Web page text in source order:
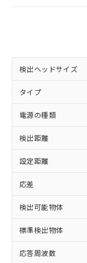
検出ヘッドサイズ
タイプ
電源の種類
検出距離
設定距離
応差
検出可能物体
標準検出物体
応答周波数